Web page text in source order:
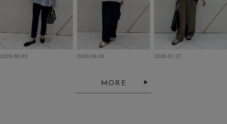
2026.08.03 2026.08.03 2026.07.27
MORE